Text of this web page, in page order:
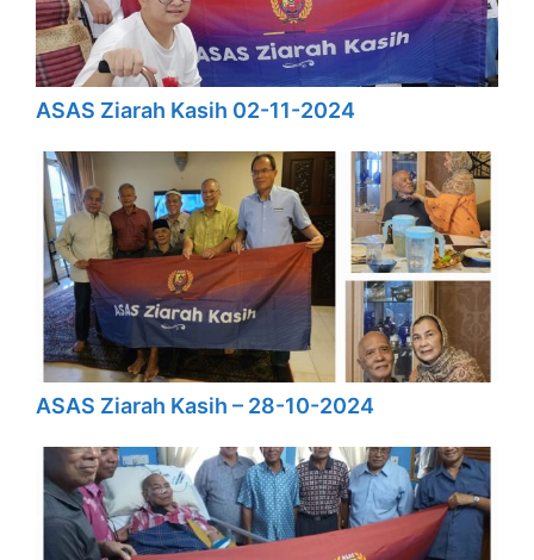
ASAS Ziarah Kasih 02-11-2024
ASAS Ziarah Kasih – 28-10-2024